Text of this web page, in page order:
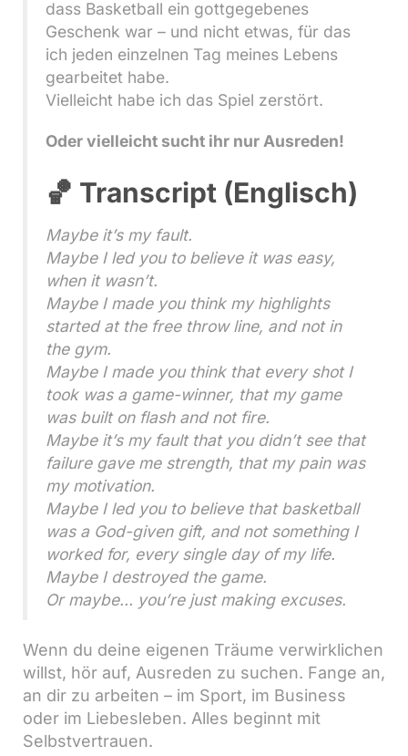
dass Basketball ein gottgegebenes
Geschenk war – und nicht etwas, für das
ich jeden einzelnen Tag meines Lebens
gearbeitet habe.
Vielleicht habe ich das Spiel zerstört.
Oder vielleicht sucht ihr nur Ausreden!
🏀 Transcript (Englisch)
Maybe it’s my fault.
Maybe I led you to believe it was easy,
when it wasn’t.
Maybe I made you think my highlights
started at the free throw line, and not in
the gym.
Maybe I made you think that every shot I
took was a game-winner, that my game
was built on flash and not fire.
Maybe it’s my fault that you didn’t see that
failure gave me strength, that my pain was
my motivation.
Maybe I led you to believe that basketball
was a God-given gift, and not something I
worked for, every single day of my life.
Maybe I destroyed the game.
Or maybe… you’re just making excuses.
Wenn du deine eigenen Träume verwirklichen
willst, hör auf, Ausreden zu suchen. Fange an,
an dir zu arbeiten – im Sport, im Business
oder im Liebesleben. Alles beginnt mit
Selbstvertrauen.